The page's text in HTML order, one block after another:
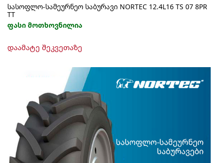
სასოფლო-სამეურნეო საბურავი NORTEC 12.4L16 TS 07 8PR
TT
ფასი მოთხოვნილია
დაამატე შეკვეთაზე